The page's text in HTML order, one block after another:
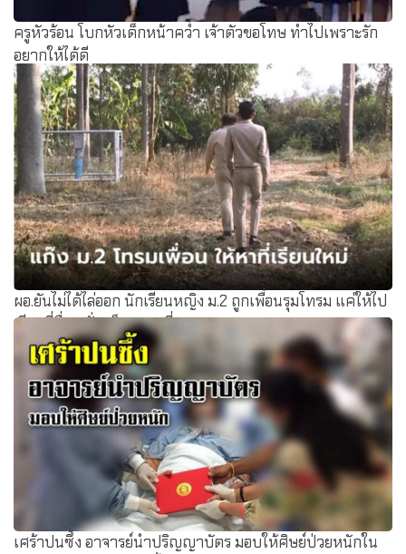
ครูหัวร้อน โบกหัวเด็กหน้าคว่ำ เจ้าตัวขอโทษ ทำไปเพราะรัก
อยากให้ได้ดี
ผอ.ยันไม่ได้ไล่ออก นักเรียนหญิง ม.2 ถูกเพื่อนรุมโทรม แค่ให้ไป
เรียนที่อื่น หวั่นเด็กถูกบูลลี่
เศร้าปนซึ้ง อาจารย์นำปริญญาบัตร มอบให้ศิษย์ป่วยหนักใน